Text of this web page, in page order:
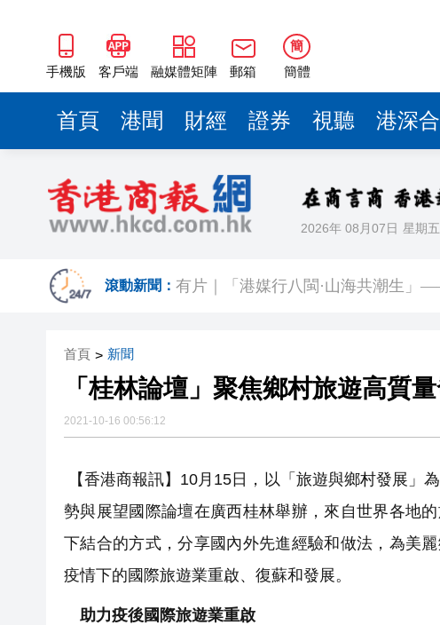
手機版 客戶端 融媒體矩陣 郵箱
簡
簡體
首頁 港聞 財經 證券 視聽 港深
2026年 08月07日 星期五
滾動新聞： 有片｜「港媒行八閩·山海共潮生」
有片｜南亞裔小孩跑出馬路 3車及時
有片｜香港夜空出現罕見漁火光柱 網
首頁 > 新聞
「桂林論壇」聚焦鄉村旅遊高質
2021-10-16 00:56:12
【香港商報訊】10月15日，以「旅遊與鄉村發展」
勢與展望國際論壇在廣西桂林舉辦，來自世界各地
下結合的方式，分享國內外先進經驗和做法，為美
疫情下的國際旅遊業重啟、復蘇和發展。
助力疫後國際旅遊業重啟